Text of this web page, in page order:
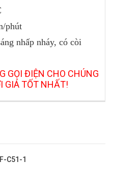
phút
nhấp nháy, có còi
GỌI ĐIỆN CHO CHÚNG
GIÁ TỐT NHẤT!
C51-1